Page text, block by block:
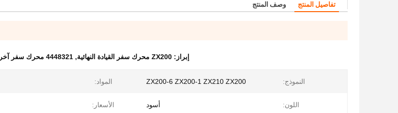
تفاصيل المنتج وصف المنتج
إبراز: ZX200 محرك سفر القيادة النهائية , 4448321 محرك سفر آخر
النموذج: ZX200-6 ZX200-1 ZX210 ZX200 المواد:
اللون: أسود الأسعار: